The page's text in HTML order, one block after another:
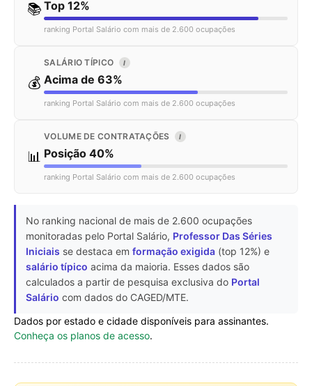
📚 Top 12%
ranking Portal Salário com mais de 2.600 ocupações
💰
SALÁRIO TÍPICO I
Acima de 63%
ranking Portal Salário com mais de 2.600 ocupações
📊
VOLUME DE CONTRATAÇÕES I
Posição 40%
ranking Portal Salário com mais de 2.600 ocupações
No ranking nacional de mais de 2.600 ocupações
monitoradas pelo Portal Salário, Professor Das Séries
Iniciais se destaca em formação exigida (top 12%) e
salário típico acima da maioria. Esses dados são
calculados a partir de pesquisa exclusiva do Portal
Salário com dados do CAGED/MTE.
Dados por estado e cidade disponíveis para assinantes.
Conheça os planos de acesso.